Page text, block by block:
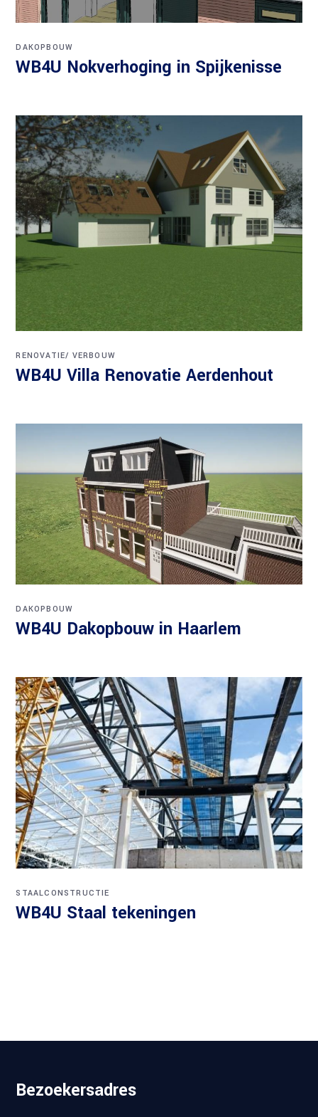
DAKOPBOUW
WB4U Nokverhoging in Spijkenisse
RENOVATIE/ VERBOUW
WB4U Villa Renovatie Aerdenhout
DAKOPBOUW
WB4U Dakopbouw in Haarlem
STAALCONSTRUCTIE
WB4U Staal tekeningen
Bezoekersadres